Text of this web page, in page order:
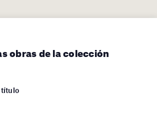
obras de la colección